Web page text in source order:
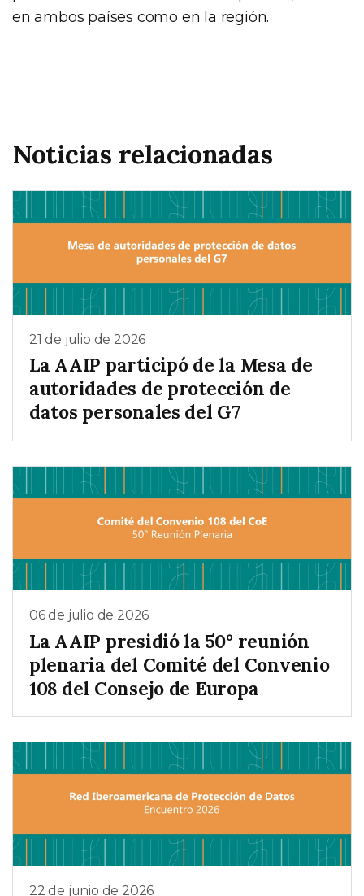
en ambos países como en la región.
Noticias relacionadas
21 de julio de 2026
La AAIP participó de la Mesa de
autoridades de protección de
datos personales del G7
06 de julio de 2026
La AAIP presidió la 50° reunión
plenaria del Comité del Convenio
108 del Consejo de Europa
22 de junio de 2026